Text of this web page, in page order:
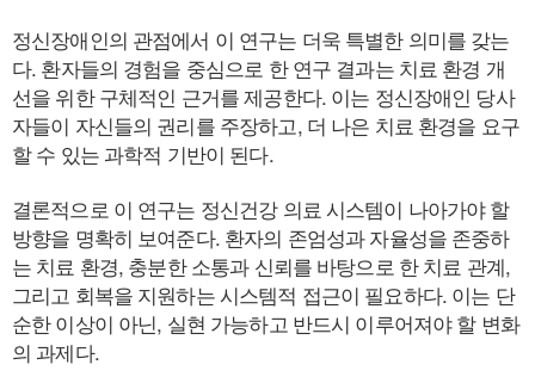
정신장애인의 관점에서 이 연구는 더욱 특별한 의미를 갖는
다. 환자들의 경험을 중심으로 한 연구 결과는 치료 환경 개
선을 위한 구체적인 근거를 제공한다. 이는 정신장애인 당사
자들이 자신들의 권리를 주장하고, 더 나은 치료 환경을 요구
할 수 있는 과학적 기반이 된다.
결론적으로 이 연구는 정신건강 의료 시스템이 나아가야 할
방향을 명확히 보여준다. 환자의 존엄성과 자율성을 존중하
는 치료 환경, 충분한 소통과 신뢰를 바탕으로 한 치료 관계,
그리고 회복을 지원하는 시스템적 접근이 필요하다. 이는 단
순한 이상이 아닌, 실현 가능하고 반드시 이루어져야 할 변화
의 과제다.